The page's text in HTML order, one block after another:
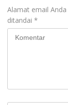
Alamat email
ditandai *